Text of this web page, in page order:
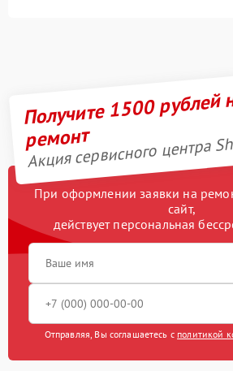
Получите 1500 рублей
ремонт
Акция сервисного центра
При оформлении заявки на
сайт,
действует персональная
Отправляя, Вы соглашаетесь с политикой